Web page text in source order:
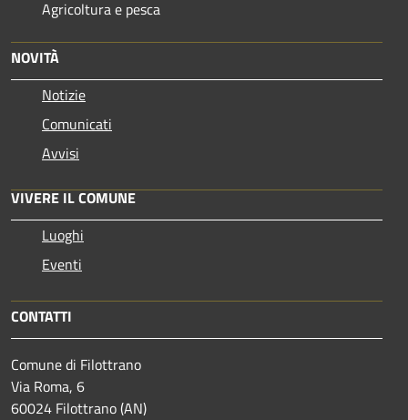
Agricoltura e pesca
NOVITÀ
Notizie
Comunicati
Avvisi
VIVERE IL COMUNE
Luoghi
Eventi
CONTATTI
Comune di Filottrano
Via Roma, 6
60024 Filottrano (AN)